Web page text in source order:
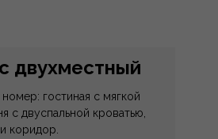
двухместный
гостиная с мягкой
с двуспальной кроватью,
коридор.